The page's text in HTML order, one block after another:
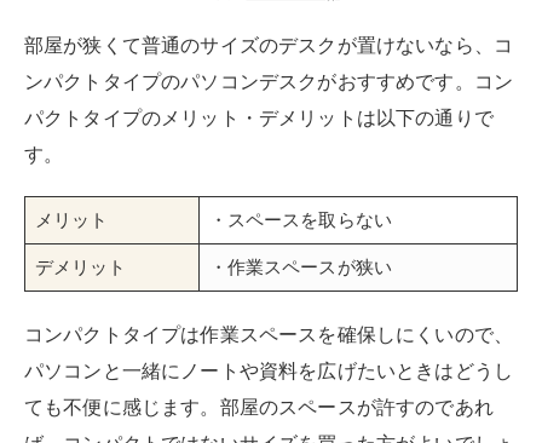
ても不便に感じます。部屋のスペースが許すのであれ
ば、コンパクトではないサイズを買った方がよいでしょ
う。
は強い味方
。中にはコンパクトながら収納スペースが付
いたものもあるので、吟味してみてくださいね。
高さを変えられる「昇降式」